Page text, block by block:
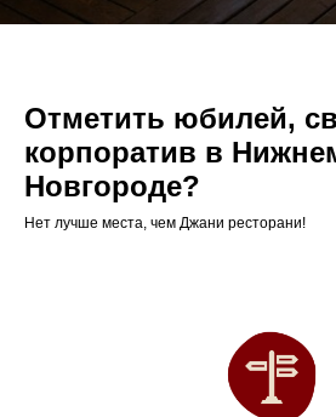
Отметить юбилей,
корпоратив в
Новгороде?
Нет лучше места, чем Джани ресторани!